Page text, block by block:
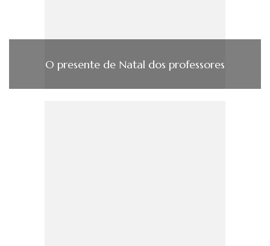
O presente de Natal dos professores